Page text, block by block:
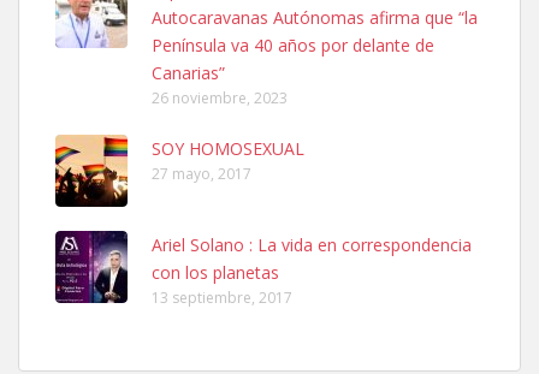
06/07/2025 ZONA MESA Y LOPEZ. ES MUY ASUSTADIZO
Leales.org » Gran Canaria
6.7.2025
Ninfa perdida
El día 5 se los perdió una ninfa papillera, asustada tiene miedo a la
calle, se perdió por la zon...
Autocaravanas Autónomas afirma que “la
Península va 40 años por delante de
Canarias”
26 noviembre, 2023
SOY HOMOSEXUAL
27 mayo, 2017
Ariel Solano : La vida en correspondencia
con los planetas
13 septiembre, 2017